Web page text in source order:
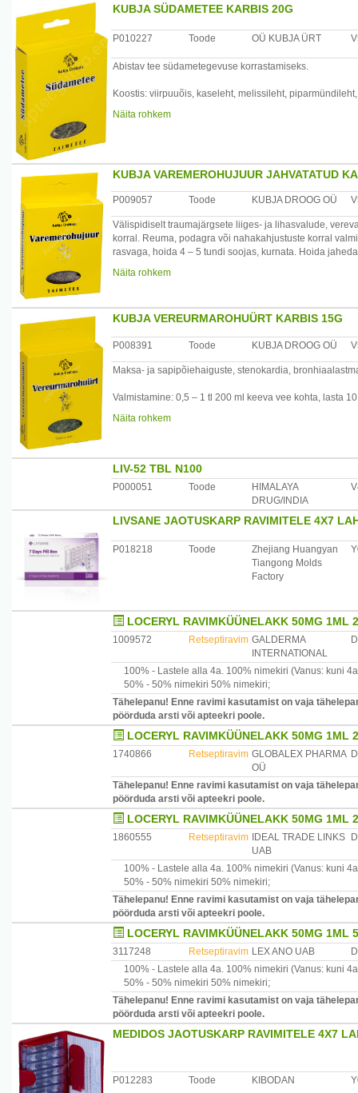
KUBJA SÜDAMETEE KARBIS 20G
P010227 Toode OÜ KUBJA ÜRT
Abistav tee südametegevuse korrastamiseks.
Koostis: viirpuuõis, kaseleht, melissileht,
Valmistamine: 1 tl segu 200 ml keeva vee kohta, lasta
Tootja: Kubja Ürt OÜ, Sompa tee 8, 11913 Tallinn, Eesti
Näita rohkem
KUBJA VAREMEROHUJUUR JAHVATATUD
P009057 Toode KUBJA DROOG OÜ
Välispidiselt traumajärgsete liiges- ja lihasvalude,
korral. Reuma, podagra või nahakahjustuste korral
rasvaga, hoida 4 – 5 tundi soojas, kurnata. Hoida
/*/*
Tootja: Kubja Ürt OÜ, Sompa tee 8, 11913 Tallinn, Eesti
Näita rohkem
KUBJA VEREURMAROHUÜRT KARBIS 15G
P008391 Toode KUBJA DROOG OÜ
Maksa- ja sapipõiehaiguste, stenokardia,
Valmistamine: 0,5 – 1 tl 200 ml keeva vee kohta, lasta
Kasutamine: juua 2 – 3 tassitäit päevas. Päevas ei tohi
Tootja: Kubja Ürt OÜ, Sompa tee 8, 11913 Tallinn, Eesti
Näita rohkem
LIV-52 TBL N100
P000051 Toode
HIMALAYA
DRUG/INDIA
LIVSANE JAOTUSKARP RAVIMITELE 4X7
P018218 Toode
Zhejiang Huangyan
Tiangong Molds
Factory
LOCERYL RAVIMKÜÜNELAKK 50MG 1ML
1009572 Retseptiravim GALDERMA
INTERNATIONAL
100% - Lastele alla 4a. 100% nimekiri (Vanus: kuni
50% - 50% nimekiri 50% nimekiri;
Tähelepanu! Enne ravimi kasutamist on vaja
pöörduda arsti või apteekri poole.
LOCERYL RAVIMKÜÜNELAKK 50MG 1ML
1740866 Retseptiravim GLOBALEX PHARMA
OÜ
Tähelepanu! Enne ravimi kasutamist on vaja
pöörduda arsti või apteekri poole.
LOCERYL RAVIMKÜÜNELAKK 50MG 1ML
1860555 Retseptiravim
IDEAL TRADE LINKS
UAB
100% - Lastele alla 4a. 100% nimekiri (Vanus: kuni
50% - 50% nimekiri 50% nimekiri;
Tähelepanu! Enne ravimi kasutamist on vaja
pöörduda arsti või apteekri poole.
LOCERYL RAVIMKÜÜNELAKK 50MG 1ML
3117248 Retseptiravim LEX ANO UAB
100% - Lastele alla 4a. 100% nimekiri (Vanus: kuni
50% - 50% nimekiri 50% nimekiri;
Tähelepanu! Enne ravimi kasutamist on vaja
pöörduda arsti või apteekri poole.
MEDIDOS JAOTUSKARP RAVIMITELE 4X7
P012283 Toode KIBODAN